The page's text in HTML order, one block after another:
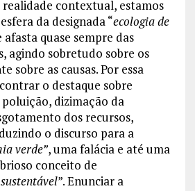
contextual, estamos
da designada “ecologia de
afasta quase sempre das
agindo sobretudo sobre os
sobre as causas. Por essa
o destaque sobre
dizimação da
dos recursos,
o discurso para a
verde”, uma falácia e até uma
conceito de
”. Enunciar a